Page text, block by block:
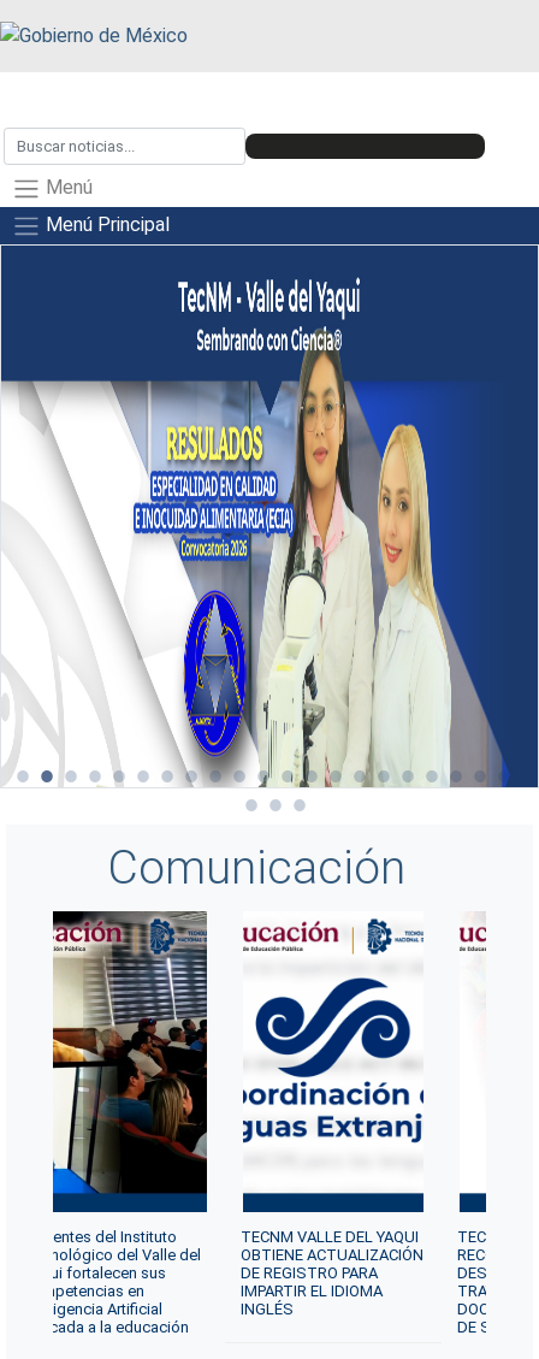
Menú
Menú Principal
Comunicación
Docentes del Instituto
Tecnológico del Valle del
Yaqui fortalecen sus
competencias en
Inteligencia Artificial
aplicada a la educación
TECNM VALLE DEL YAQUI
OBTIENE ACTUALIZACIÓN
DE REGISTRO PARA
IMPARTIR EL IDIOMA
INGLÉS
TECNM
DOCENTE
DE